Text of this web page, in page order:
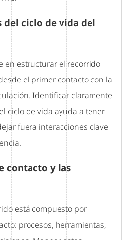
del ciclo de vida del
en estructurar el recorrido
el primer contacto con la
Identificar claramente
ciclo de vida ayuda a tener
fuera interacciones clave
contacto y las
está compuesto por
procesos, herramientas,